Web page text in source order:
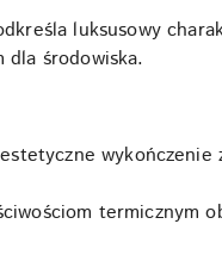
luksusowy
dla środowiska.
wykończenie
termicznym